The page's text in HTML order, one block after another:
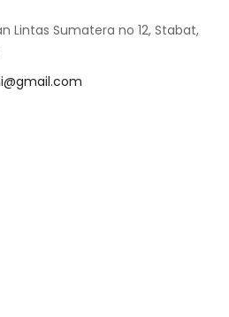
Lintas Sumatera no 12, Stabat,